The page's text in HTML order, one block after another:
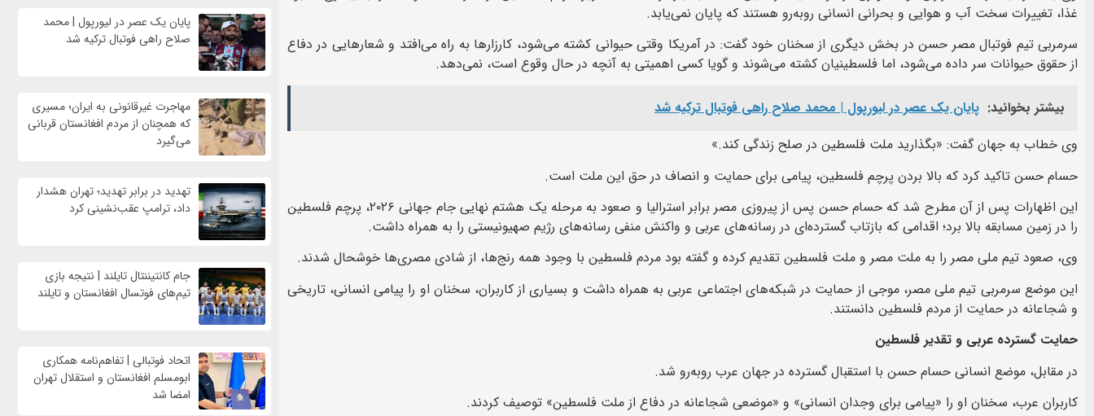
غذا، تغییرات سخت آب ‌و هوایی و بحرانی انسانی روبه‌رو هستند که پایان نمی‌یابد.
سرمربی تیم فوتبال مصر حسن در بخش دیگری از سخنان خود گفت: در آمریکا وقتی حیوانی کشته می‌شود، کارزارها به راه می‌افتد و شعارهایی در دفاع
از حقوق حیوانات سر داده می‌شود، اما فلسطینیان کشته می‌شوند و گویا کسی اهمیتی به آنچه در حال وقوع است، نمی‌دهد.
بیشتر بخوانید: پایان یک عصر در لیورپول | محمد صلاح راهی فوتبال ترکیه شد
وی خطاب به جهان گفت: «بگذارید ملت فلسطین در صلح زندگی کند.»
حسام حسن تاکید کرد که بالا بردن پرچم فلسطین، پیامی برای حمایت و انصاف در حق این ملت است.
این اظهارات پس از آن مطرح شد که حسام حسن پس از پیروزی مصر برابر استرالیا و صعود به مرحله یک‌ هشتم نهایی جام جهانی ۲۰۲۶، پرچم فلسطین
را در زمین مسابقه بالا برد؛ اقدامی که بازتاب گسترده‌ای در رسانه‌های عربی و واکنش منفی رسانه‌های رژیم صهیونیستی را به همراه داشت.
وی، صعود تیم ملی مصر را به ملت مصر و ملت فلسطین تقدیم کرده و گفته بود مردم فلسطین با وجود همه رنج‌ها، از شادی مصری‌ها خوشحال شدند.
این موضع سرمربی تیم ملی مصر، موجی از حمایت در شبکه‌های اجتماعی عربی به همراه داشت و بسیاری از کاربران، سخنان او را پیامی انسانی، تاریخی
و شجاعانه در حمایت از مردم فلسطین دانستند.
حمایت گسترده عربی و تقدیر فلسطین
در مقابل، موضع انسانی حسام حسن با استقبال گسترده در جهان عرب روبه‌رو شد.
کاربران عرب، سخنان او را «پیامی برای وجدان انسانی» و «موضعی شجاعانه در دفاع از ملت فلسطین» توصیف کردند.
پایان یک عصر در لیورپول | محمد
صلاح راهی فوتبال ترکیه شد
مهاجرت غیرقانونی به ایران؛ مسیری
که همچنان از مردم افغانستان قربانی
می‌گیرد
تهدید در برابر تهدید؛ تهران هشدار
داد، ترامپ عقب‌نشینی کرد
جام کانتیننتال تایلند | نتیجه بازی
تیم‌های فوتسال افغانستان و تایلند
اتحاد فوتبالی | تفاهم‌نامه همکاری
ابومسلم افغانستان و استقلال تهران
امضا شد